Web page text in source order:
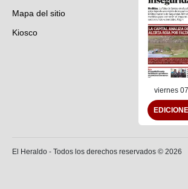
Mapa del sitio
Kiosco
viernes
El Heraldo - Todos los derechos reservados © 2026